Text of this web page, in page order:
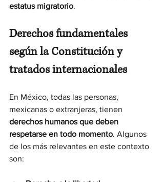
estatus migratorio.
Derechos fundamentales
según la Constitución y
tratados internacionales
En México, todas las personas,
mexicanas o extranjeras, tienen
derechos humanos que deben
respetarse en todo momento. Algunos
de los más relevantes en este contexto
son: